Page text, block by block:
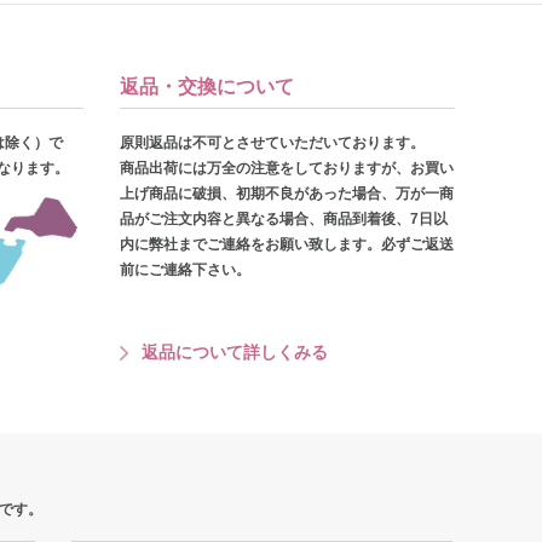
除く）で
ります。
返品・交換について
原則返品は不可とさせていただいております。
商品出荷には万全の注意をしておりますが、お買い
上げ商品に破損、初期不良があった場合、万が一商
品がご注文内容と異なる場合、商品到着後、7日以
内に弊社までご連絡をお願い致します。必ずご返送
前にご連絡下さい。
返品について詳しくみる
す。